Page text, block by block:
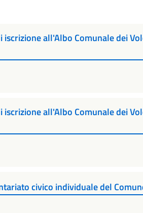
all'Albo Comunale dei
all'Albo Comunale dei
civico individuale del